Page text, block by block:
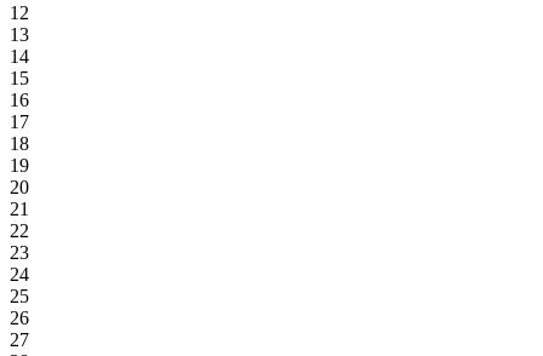
12
13
14
15
16
17
18
19
20
21
22
23
24
25
26
27